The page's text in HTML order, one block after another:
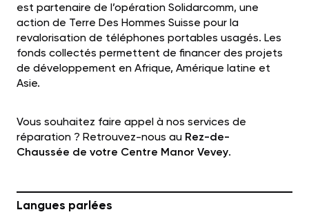
Langues parlées
est partenaire de l’opération Solidarcomm, une
action de Terre Des Hommes Suisse pour la
revalorisation de téléphones portables usagés. Les
fonds collectés permettent de financer des projets
de développement en Afrique, Amérique latine et
Asie.
Vous souhaitez faire appel à nos services de
réparation ? Retrouvez-nous au Rez-de-
Chaussée de votre Centre Manor Vevey.